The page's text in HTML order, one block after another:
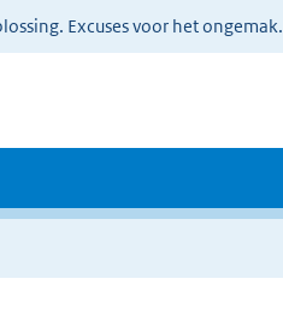
Excuses voor het ongemak.